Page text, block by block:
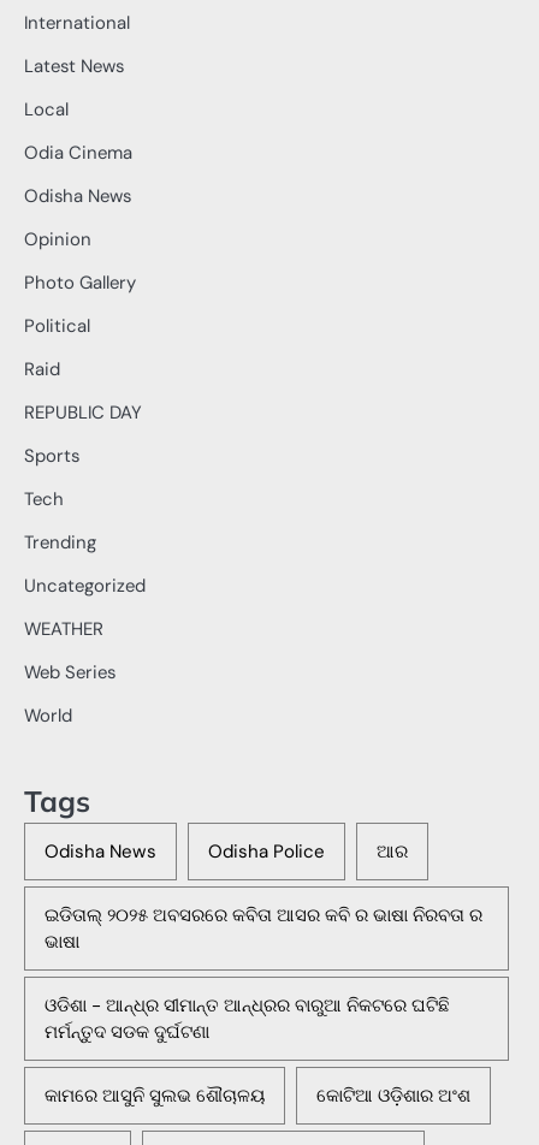
International
Latest News
Local
Odia Cinema
Odisha News
Opinion
Photo Gallery
Political
Raid
REPUBLIC DAY
Sports
Tech
Trending
Uncategorized
WEATHER
Web Series
World
Tags
Odisha News Odisha Police ଆର
ଇଡିତାଲ୍ ୨୦୨୫ ଅବସରରେ କବିତା ଆସର କବି ର ଭାଷା ନିରବତା ର
ଭାଷା
ଓଡିଶା - ଆନ୍ଧ୍ର ସୀମାନ୍ତ ଆନ୍ଧ୍ରର ବାରୁଆ ନିକଟରେ ଘଟିଛି
ମର୍ମନ୍ତୁଦ ସଡକ ଦୁର୍ଘଟଣା
କାମରେ ଆସୁନି ସୁଲଭ ଶୌଚାଳୟ କୋଟିଆ ଓଡ଼ିଶାର ଅଂଶ